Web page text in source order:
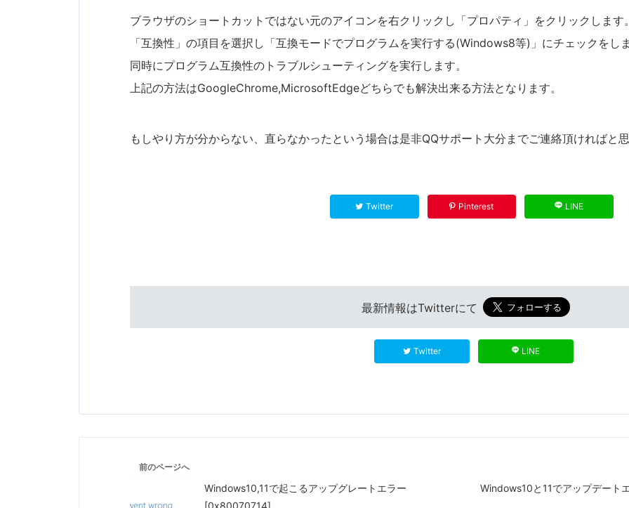
ブラウザのショートカットではない元のアイコンを右クリックし「プロパティ」をクリックします。
「互換性」の項目を選択し「互換モードでプログラムを実行する(Windows8等)」にチェックをしま
同時にプログラム互換性のトラブルシューティングを実行します。
上記の方法はGoogleChrome,MicrosoftEdgeどちらでも解決出来る方法となります。
もしやり方が分からない、直らなかったという場合は是非QQサポート大分までご連絡頂ければと
Twitter Pinterest LINE
最新情報はTwitterにて
Twitter LINE
前のページへ
Windows10,11で起こるアップグレートエラー
[0x80070714]
Windows10と11でアップデート